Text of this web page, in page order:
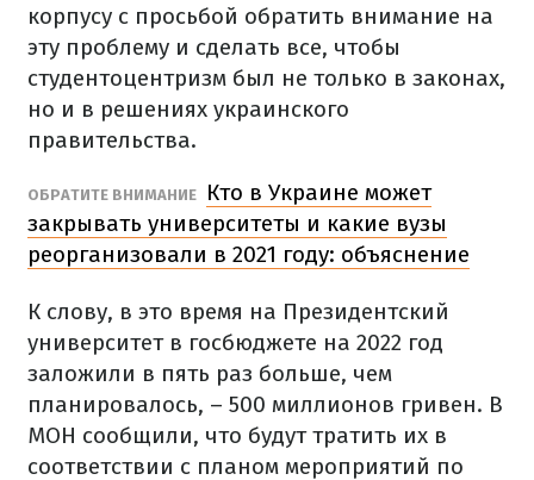
корпусу с просьбой обратить внимание на
эту проблему и сделать все, чтобы
студентоцентризм был не только в законах,
но и в решениях украинского
правительства.
ОБРАТИТЕ ВНИМАНИЕ
Кто в Украине может
закрывать университеты и какие вузы
реорганизовали в 2021 году: объяснение
К слову, в это время на Президентский
университет в госбюджете на 2022 год
заложили в пять раз больше, чем
планировалось, – 500 миллионов гривен. В
МОН сообщили, что будут тратить их в
соответствии с планом мероприятий по